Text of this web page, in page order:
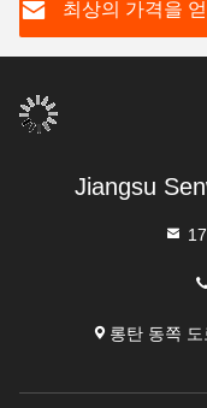
최상의 가격을
Jiangsu
롱탄 동쪽